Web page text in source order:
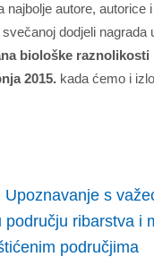
najbolje autore, autorice
dodjeli nagrada
biološke raznolikosti
2015. kada ćemo i
s
području ribarstva i
područjima